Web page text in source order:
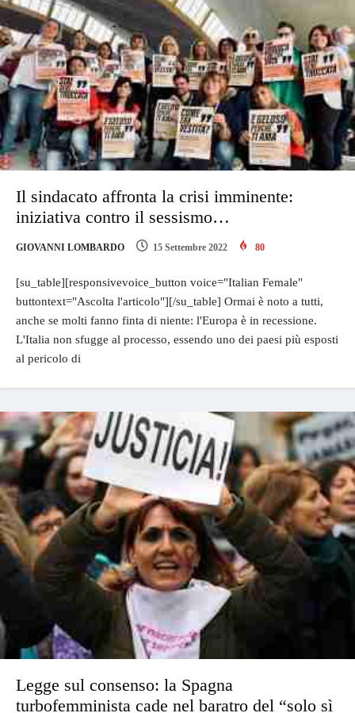
Il sindacato affronta la crisi imminente:
iniziativa contro il sessismo…
GIOVANNI LOMBARDO 15 Settembre 2022 80
[su_table][responsivevoice_button voice="Italian Female"
buttontext="Ascolta l'articolo"][/su_table] Ormai è noto a tutti,
anche se molti fanno finta di niente: l'Europa è in recessione.
L'Italia non sfugge al processo, essendo uno dei paesi più esposti
al pericolo di
Legge sul consenso: la Spagna
turbofemminista cade nel baratro del “solo sì